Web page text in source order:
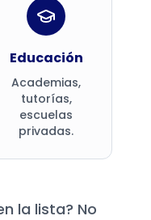
Educación
Academias,
tutorías,
escuelas
privadas.
la lista? No